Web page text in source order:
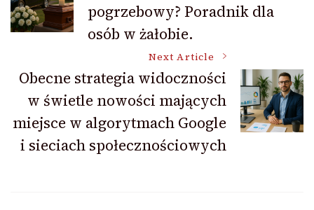
Navigationpogrzebowy? Poradnik dla
osób w żałobie.
Next Article
Obecne strategia widoczności
w świetle nowości mających
miejsce w algorytmach Google
i sieciach społecznościowych